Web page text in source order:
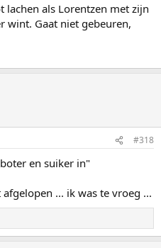
lachen als Lorentzen met zijn
wint. Gaat niet gebeuren,
#318
en suiker in"
... ik was te vroeg ...